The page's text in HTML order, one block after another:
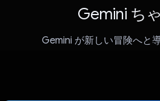
Gemini ち
Gemini が新しい冒険へと